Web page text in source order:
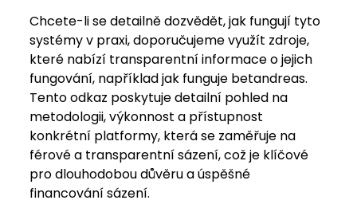
Chcete-li se detailně dozvědět, jak fungují tyto
systémy v praxi, doporučujeme využít zdroje,
které nabízí transparentní informace o jejich
fungování, například jak funguje betandreas.
Tento odkaz poskytuje detailní pohled na
metodologii, výkonnost a přístupnost
konkrétní platformy, která se zaměřuje na
férové a transparentní sázení, což je klíčové
pro dlouhodobou důvěru a úspěšné
financování sázení.